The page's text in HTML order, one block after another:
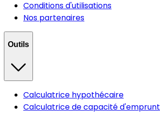
Conditions d'utilisations
Nos partenaires
Outils
Calculatrice hypothécaire
Calculatrice de capacité d'emprunt